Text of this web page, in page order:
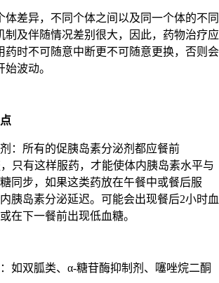
体差异，不同个体之间以及同一个体的不同
制及伴随情况差别很大，因此，药物治疗应
药时不可随意中断更不可随意更换，否则会
波动。
：所有的促胰岛素分泌剂都应餐前
，只有这样服药，才能使体内胰岛素水平与
同步，如果这类药放在午餐中或餐后服
胰岛素分泌延迟。可能会出现餐后2小时血
在下一餐前出现低血糖。
如双胍类、α-糖苷酶抑制剂、噻唑烷二酮